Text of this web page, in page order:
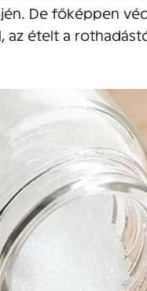
De főképpen
az ételt a